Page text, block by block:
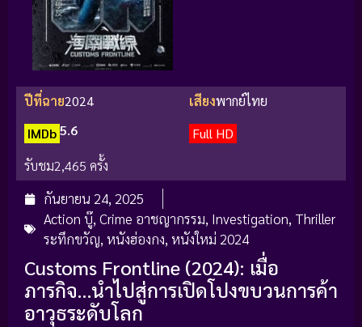
ปีที่ฉาย2024 เสียงพากย์ไทย
IMDb5.6
Full HD
รับชม2,465 ครั้ง
กันยายน 24, 2025
Action บู๊, Crime อาชญากรรม, Investigation, Thriller
ระทึกขวัญ, หนังฮ่องกง, หนังใหม่ 2024
Customs Frontline (2024): เมื่อ
ภารกิจ…นำไปสู่การเปิดโปงขบวนการค้า
อาวุธระดับโลก